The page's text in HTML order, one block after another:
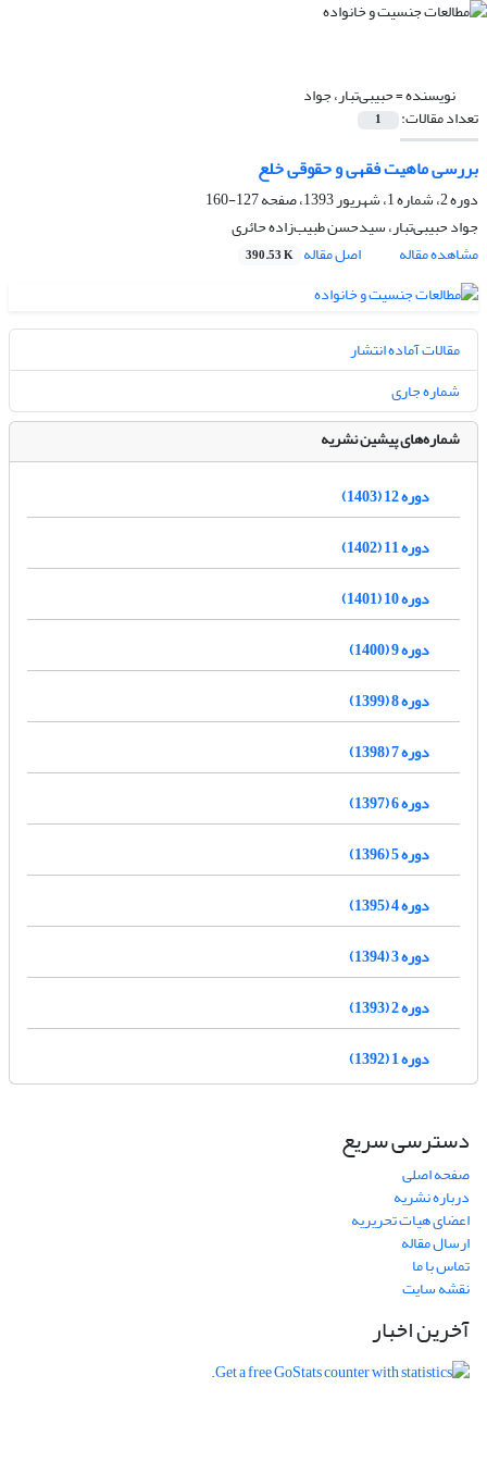
نویسنده =حبیبی‌تبار، ‌جواد
تعداد مقالات: 1
بررسی ماهیت فقهی و حقوقی خلع
دوره 2، شماره 1، شهریور 1393، صفحه
127-160
‌جواد حبیبی‌تبار، سید‌حسن طبیب‌زاده حائری
مشاهده مقاله
اصل مقاله 390.53 K
مقالات آماده انتشار
شماره جاری
شماره‌های پیشین نشریه
دوره 12 (1403)
دوره 11 (1402)
دوره 10 (1401)
دوره 9 (1400)
دوره 8 (1399)
دوره 7 (1398)
دوره 6 (1397)
دوره 5 (1396)
دوره 4 (1395)
دوره 3 (1394)
دوره 2 (1393)
دوره 1 (1392)
دسترسی سریع
صفحه اصلی
درباره نشریه
اعضای هیات تحریریه
ارسال مقاله
تماس با ما
نقشه سایت
آخرین اخبار